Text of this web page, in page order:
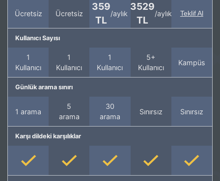
Ücretsiz Ücretsiz
359
TL
/aylık
3529
TL
/aylık Teklif Al
Kullanıcı Sayısı
1
Kullanıcı
1
Kullanıcı
1
Kullanıcı
5+
Kullanıcı
Kampüs
Günlük arama sınırı
1 arama
5
arama
30
arama
Sınırsız Sınırsız
Karşı dildeki karşılıklar